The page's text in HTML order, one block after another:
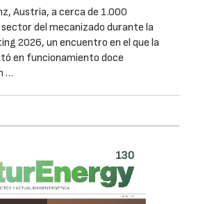
Austria, a cerca de 1.000
del mecanizado durante la
2026, un encuentro en el que la
en funcionamiento doce
…